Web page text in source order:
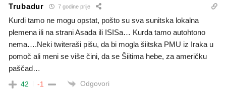
Trubadur 7 godine prije
Kurdi tamo ne mogu opstat, pošto su sva sunitska lokalna
plemena ili na strani Asada ili ISISa… Kurda tamo autohtono
nema….Neki twiteraši pišu, da bi mogla šiitska PMU iz Iraka u
pomoč ali meni se više čini, da se Šiitima hebe, za američku
paščad…
42 -1 Odgovori